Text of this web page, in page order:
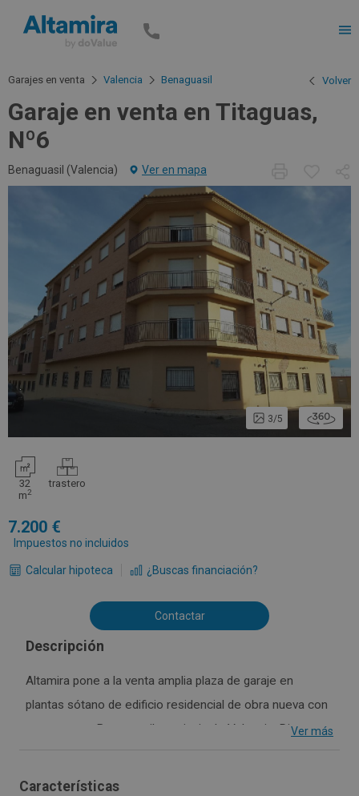
Garajes en venta Valencia Benaguasil Volver
Garaje en venta en Titaguas,
Nº6
Benaguasil (Valencia) Ver en mapa
3/5
32
m2
trastero
7.200
Impuestos no incluidos
Calcular hipoteca ¿Buscas financiación?
Contactar
Descripción
Altamira pone a la venta amplia plaza de garaje en
plantas sótano de edificio residencial de obra nueva con
ascensor en Benaguacil, provincia de Valencia. Dispone
Valencia y que dispone de todos los servicios y
Ver más
Características